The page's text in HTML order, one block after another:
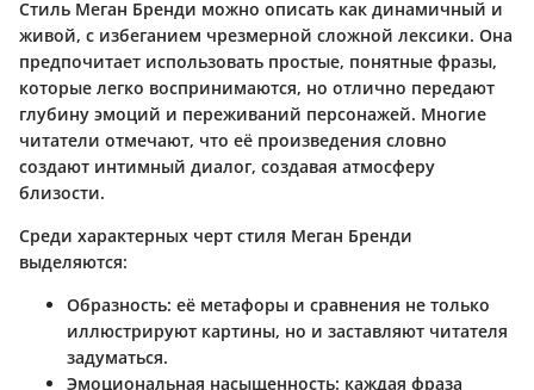
Стиль Меган Бренди можно описать как динамичный и
живой, с избеганием чрезмерной сложной лексики. Она
предпочитает использовать простые, понятные фразы,
которые легко воспринимаются, но отлично передают
глубину эмоций и переживаний персонажей. Многие
читатели отмечают, что её произведения словно
создают интимный диалог, создавая атмосферу
близости.
Среди характерных черт стиля Меган Бренди
выделяются:
Образность: её метафоры и сравнения не только
иллюстрируют картины, но и заставляют читателя
задуматься.
Эмоциональная насыщенность: каждая фраза